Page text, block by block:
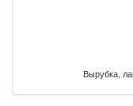
Вырубка,